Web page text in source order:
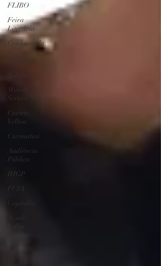
FLIBO
Feira
Literária
Conhecendo
a
Paraíba
Soledade
Mundo-
Sertão
Cariris
Velhos
Curimataú
Audiência
Pública
IHGP
FCJA
Capitólio
Açude